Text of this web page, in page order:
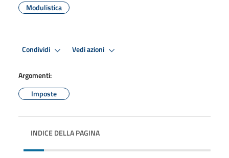
Modulistica
Condividi Vedi azioni
Argomenti:
Imposte
INDICE DELLA PAGINA